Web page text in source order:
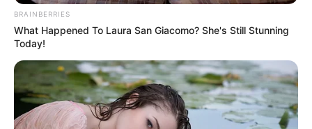
BRAINBERRIES
What Happened To Laura San Giacomo? She's Still Stunning
Today!